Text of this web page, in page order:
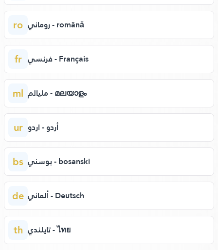
ro روماني - română
fr فرنسي - Français
ml مليالم - മലയാളം
ur أردو - اردو
bs بوسني - bosanski
de ألماني - Deutsch
th تايلندي - ไทย